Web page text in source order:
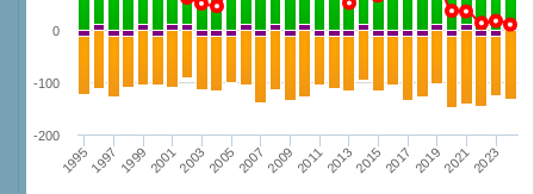
19951997 1999200120032005200720092011201320152017 201920212023
-200
-100
0